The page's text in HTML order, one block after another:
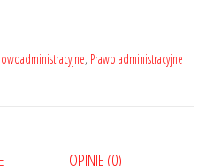
, Prawo administracyjne
OPINIE (0)